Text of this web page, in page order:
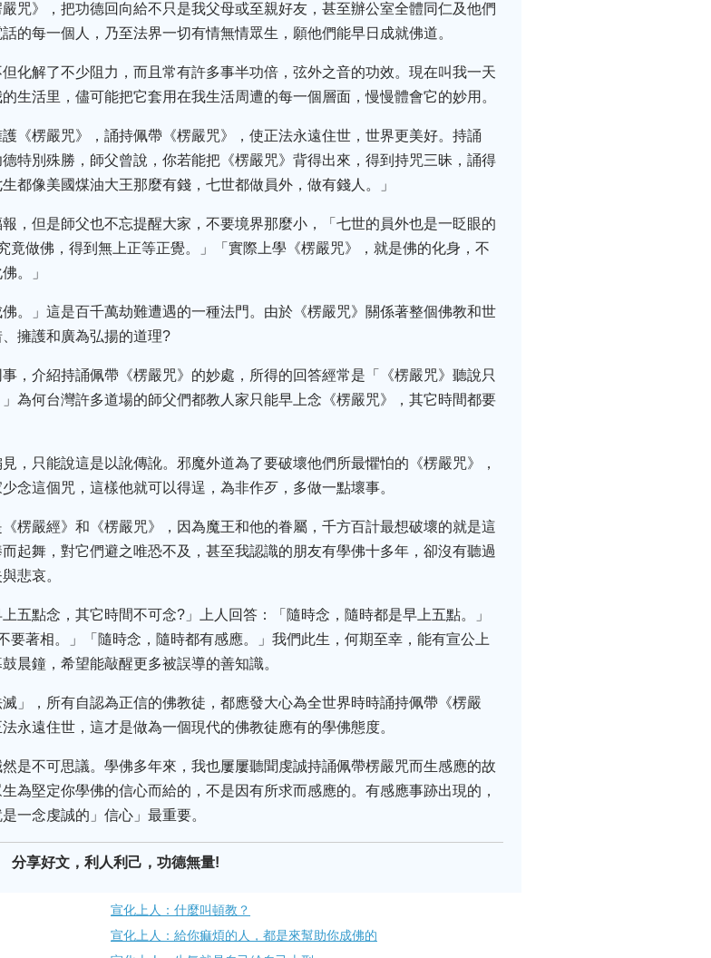
咒》，把功德回向給不只是我父母或至親好友，甚至辦公室全體同仁及他們
的每一個人，乃至法界一切有情無情眾生，願他們能早日成就佛道。
化解了不少阻力，而且常有許多事半功倍，弦外之音的功效。現在叫我一天
生活里，儘可能把它套用在我生活周遭的每一個層面，慢慢體會它的妙用。
《楞嚴咒》，誦持佩帶《楞嚴咒》，使正法永遠住世，世界更美好。持誦
特別殊勝，師父曾說，你若能把《楞嚴咒》背得出來，得到持咒三昧，誦得
都像美國煤油大王那麼有錢，七世都做員外，做有錢人。」
，但是師父也不忘提醒大家，不要境界那麼小，「七世的員外也是一眨眼的
竟做佛，得到無上正等正覺。」「實際上學《楞嚴咒》，就是佛的化身，不
。」
。」這是百千萬劫難遭遇的一種法門。由於《楞嚴咒》關係著整個佛教和世
擁護和廣為弘揚的道理?
，介紹持誦佩帶《楞嚴咒》的妙處，所得的回答經常是「《楞嚴咒》聽說只
為何台灣許多道場的師父們都教人家只能早上念《楞嚴咒》，其它時間都要
，只能說這是以訛傳訛。邪魔外道為了要破壞他們所最懼怕的《楞嚴咒》，
念這個咒，這樣他就可以得逞，為非作歹，多做一點壞事。
楞嚴經》和《楞嚴咒》，因為魔王和他的眷屬，千方百計最想破壞的就是這
起舞，對它們避之唯恐不及，甚至我認識的朋友有學佛十多年，卻沒有聽過
悲哀。
五點念，其它時間不可念?」上人回答：「隨時念，隨時都是早上五點。」
要著相。」「隨時念，隨時都有感應。」我們此生，何期至幸，能有宣公上
晨鐘，希望能敲醒更多被誤導的善知識。
」，所有自認為正信的佛教徒，都應發大心為全世界時時誦持佩帶《楞嚴
永遠住世，這才是做為一個現代的佛教徒應有的學佛態度。
是不可思議。學佛多年來，我也屢屢聽聞虔誠持誦佩帶楞嚴咒而生感應的故
為堅定你學佛的信心而給的，不是因有所求而感應的。有感應事跡出現的，
一念虔誠的」信心」最重要。
分享好文，利人利己，功德無量!
宣化上人：什麼叫頓教？
宣化上人：給你痲煩的人，都是來幫助你成佛的